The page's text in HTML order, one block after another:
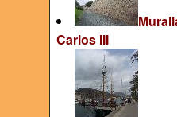
Carlos III